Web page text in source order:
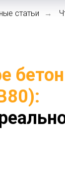
статьи →